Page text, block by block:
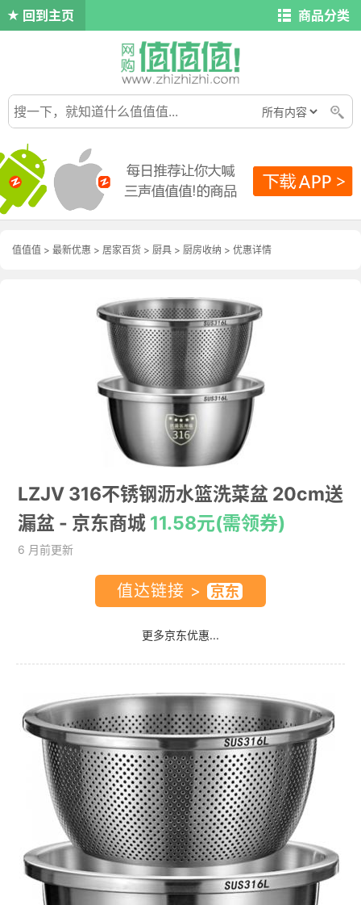
回到主页 商品分类
值值值 > 最新优惠 > 居家百货 > 厨具 > 厨房收纳 > 优惠详情
LZJV 316不锈钢沥水篮洗菜盆 20cm送
漏盆 - 京东商城 11.58元(需领券)
6 月前更新
值达链接 >
更多京东优惠...